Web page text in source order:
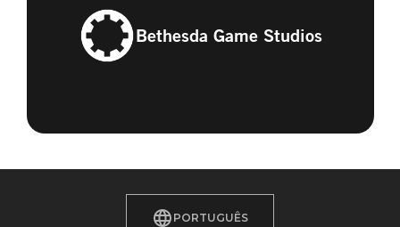
Bethesda Game Studios
PORTUGUÊS